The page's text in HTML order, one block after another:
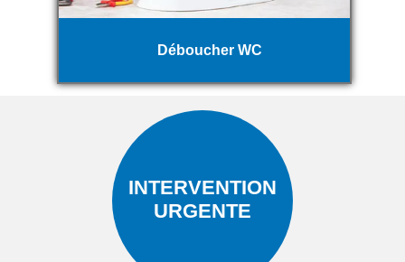
Déboucher WC
INTERVENTION
URGENTE